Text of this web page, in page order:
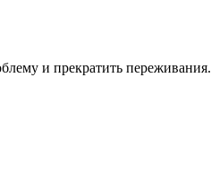
и прекратить переживания.